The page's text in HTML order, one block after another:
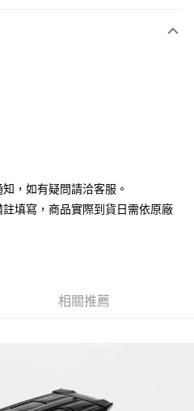
大用戶可立即使用無須另外申請。
的期數、繳款截止日，確認付款後即完
路繳費。
司」（以下簡稱本公司）所提供，讓
)免運費
，如有疑問請洽客服。
填寫，商品實際到貨日需依原廠
相關推薦